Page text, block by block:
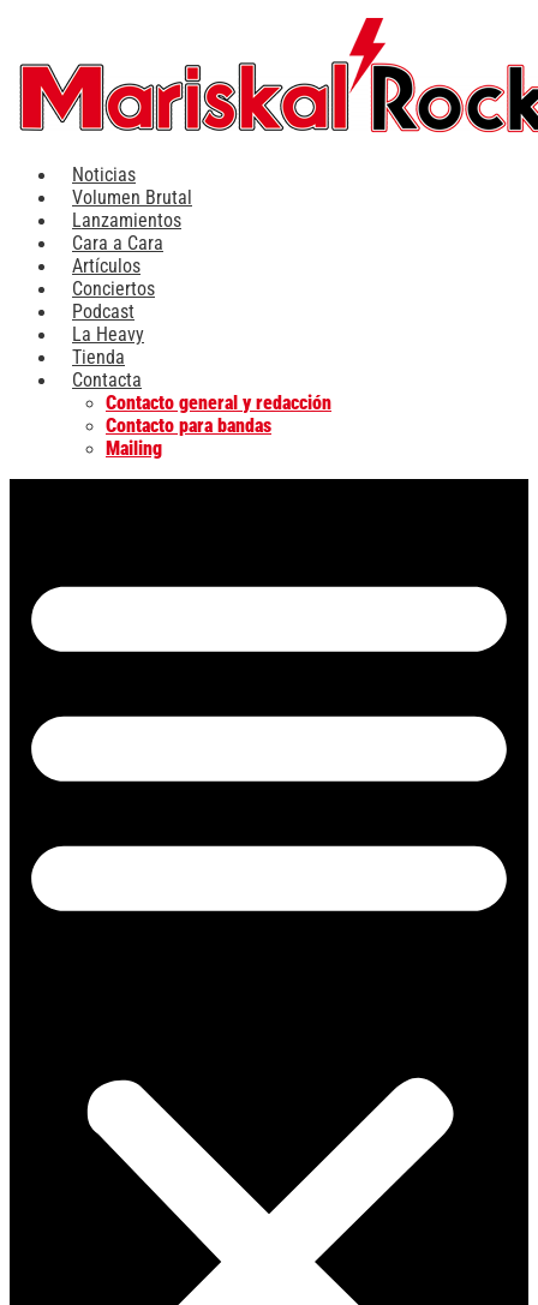
contenido
Noticias
Volumen Brutal
Lanzamientos
Cara a Cara
Artículos
Conciertos
Podcast
La Heavy
Tienda
Contacta
Contacto general y redacción
Contacto para bandas
Mailing